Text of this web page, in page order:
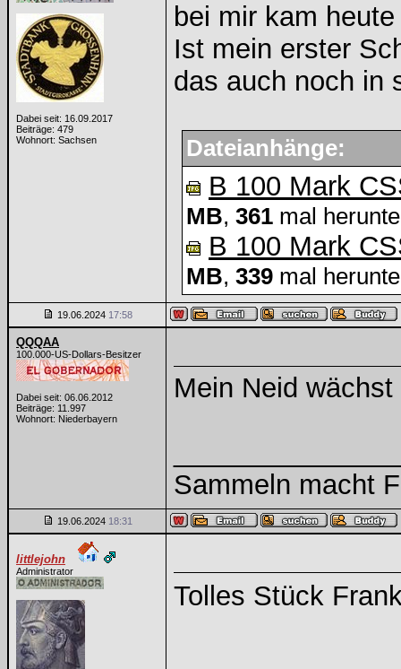
Dabei seit: 16.09.2017
Beiträge: 479
Wohnort: Sachsen
bei mir kam
Ist mein erster
das auch noch in
Dateianhänge:
B 100 Mark
MB, 361 mal
B 100 Mark
MB, 339 mal
19.06.2024 17:58
QQQAA
100.000-US-Dollars-Besitzer
Dabei seit: 06.06.2012
Beiträge: 11.997
Wohnort: Niederbayern
Mein Neid
Sammeln macht
19.06.2024 18:31
littlejohn
Administrator
Tolles Stück